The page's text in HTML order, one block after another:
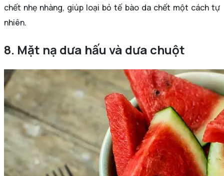
chết nhẹ nhàng, giúp loại bỏ tế bào da chết một cách tự
nhiên.
8. Mặt nạ dưa hấu và dưa chuột